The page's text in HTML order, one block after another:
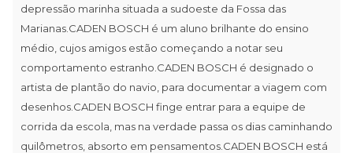
depressão marinha situada a sudoeste da Fossa das
Marianas.CADEN BOSCH é um aluno brilhante do ensino
médio, cujos amigos estão começando a notar seu
comportamento estranho.CADEN BOSCH é designado o
artista de plantão do navio, para documentar a viagem com
desenhos.CADEN BOSCH finge entrar para a equipe de
corrida da escola, mas na verdade passa os dias caminhando
quilômetros, absorto em pensamentos.CADEN BOSCH está